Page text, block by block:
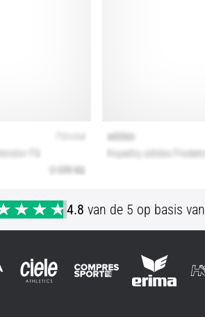
4.8 van de 5 op basis van